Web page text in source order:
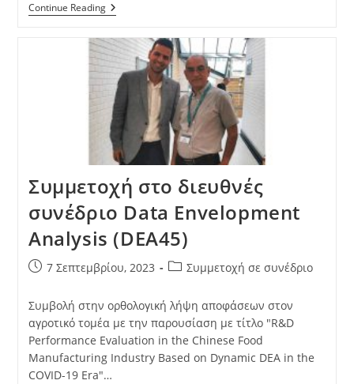
Continue Reading
Συμμετοχή στο διευθνές
συνέδριο Data Envelopment
Analysis (DEA45)
7 Σεπτεμβρίου, 2023 Συμμετοχή σε συνέδριο
Συμβολή στην ορθολογική λήψη αποφάσεων στον
αγροτικό τομέα με την παρουσίαση με τίτλο "R&D
Performance Evaluation in the Chinese Food
Manufacturing Industry Based on Dynamic DEA in the
COVID-19 Era"…